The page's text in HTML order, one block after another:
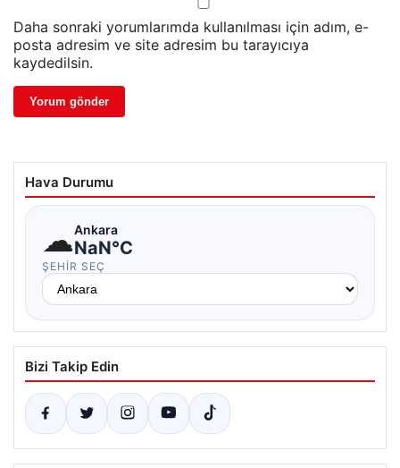
Daha sonraki yorumlarımda kullanılması için adım, e-
posta adresim ve site adresim bu tarayıcıya
kaydedilsin.
Hava Durumu
☁Ankara
NaN°C
ŞEHIR SEÇ
Bizi Takip Edin